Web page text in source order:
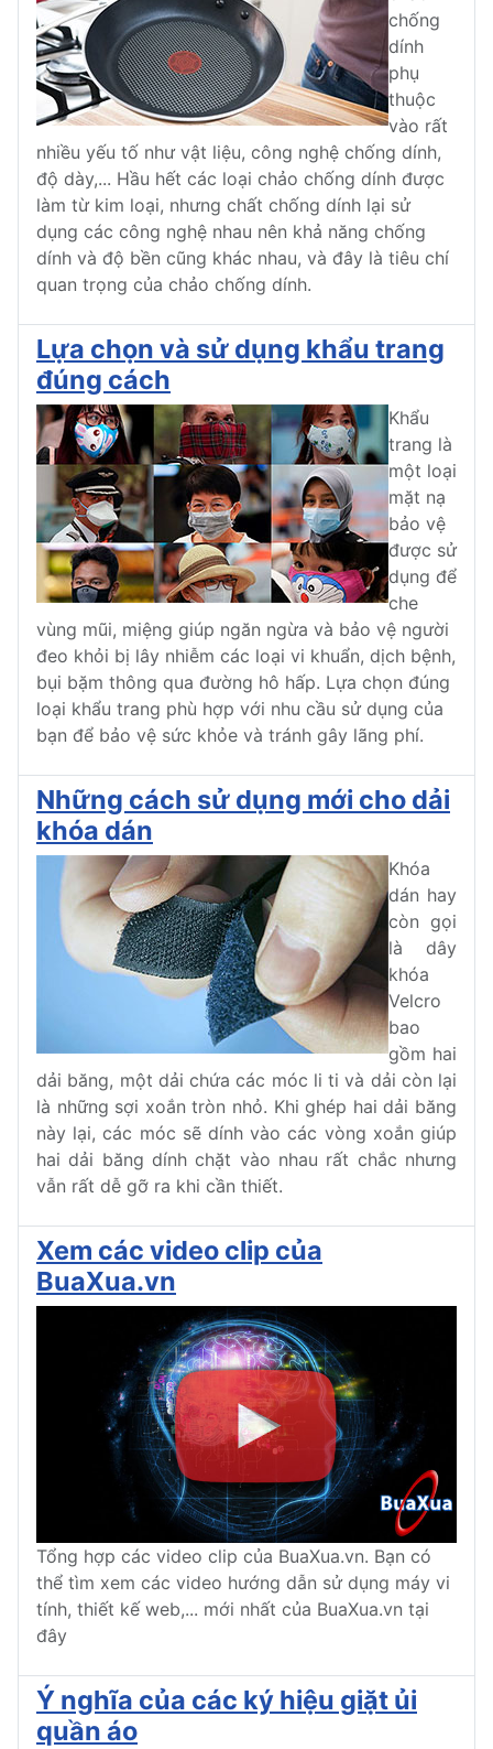
chống
dính
phụ
thuộc
vào rất
nhiều yếu tố như vật liệu, công nghệ chống dính,
độ dày,... Hầu hết các loại chảo chống dính được
làm từ kim loại, nhưng chất chống dính lại sử
dụng các công nghệ nhau nên khả năng chống
dính và độ bền cũng khác nhau, và đây là tiêu chí
quan trọng của chảo chống dính.
Lựa chọn và sử dụng khẩu trang
đúng cách
Khẩu
trang là
một loại
mặt nạ
bảo vệ
được sử
dụng để
che
vùng mũi, miệng giúp ngăn ngừa và bảo vệ người
đeo khỏi bị lây nhiễm các loại vi khuẩn, dịch bệnh,
bụi bặm thông qua đường hô hấp. Lựa chọn đúng
loại khẩu trang phù hợp với nhu cầu sử dụng của
bạn để bảo vệ sức khỏe và tránh gây lãng phí.
Những cách sử dụng mới cho dải
khóa dán
Khóa
dán hay
còn gọi
là dây
khóa
Velcro
bao
gồm hai
dải băng, một dải chứa các móc li ti và dải còn lại
là những sợi xoắn tròn nhỏ. Khi ghép hai dải băng
này lại, các móc sẽ dính vào các vòng xoắn giúp
hai dải băng dính chặt vào nhau rất chắc nhưng
vẫn rất dễ gỡ ra khi cần thiết.
Xem các video clip của
BuaXua.vn
Tổng hợp các video clip của BuaXua.vn. Bạn có
thể tìm xem các video hướng dẫn sử dụng máy vi
tính, thiết kế web,... mới nhất của BuaXua.vn tại
đây
Ý nghĩa của các ký hiệu giặt ủi
quần áo